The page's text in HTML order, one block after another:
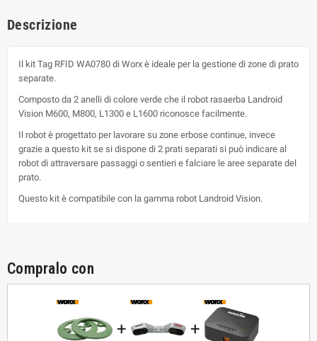
Descrizione
Il kit Tag RFID WA0780 di Worx è ideale per la gestione di zone di prato
separate.
Composto da 2 anelli di colore verde che il robot rasaerba Landroid
Vision M600, M800, L1300 e L1600 riconosce facilmente.
Il robot è progettato per lavorare su zone erbose continue, invece
grazie a questo kit se si dispone di 2 prati separati si può indicare al
robot di attraversare passaggi o sentieri e falciare le aree separate del
prato.
Questo kit è compatibile con la gamma robot Landroid Vision.
Compralo con
+ +